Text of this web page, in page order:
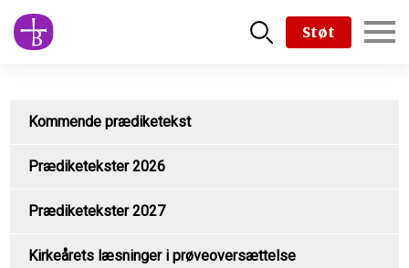
Skip
to
Støt
Kommende prædiketekst
Prædiketekster 2026
Prædiketekster 2027
Kirkeårets læsninger i prøveoversættelse